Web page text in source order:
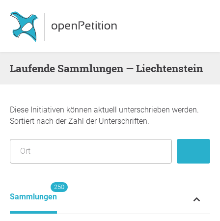
Laufende Sammlungen — Liechtenstein
Diese Initiativen können aktuell unterschrieben werden.
Sortiert nach der Zahl der Unterschriften.
Sammlungen
250